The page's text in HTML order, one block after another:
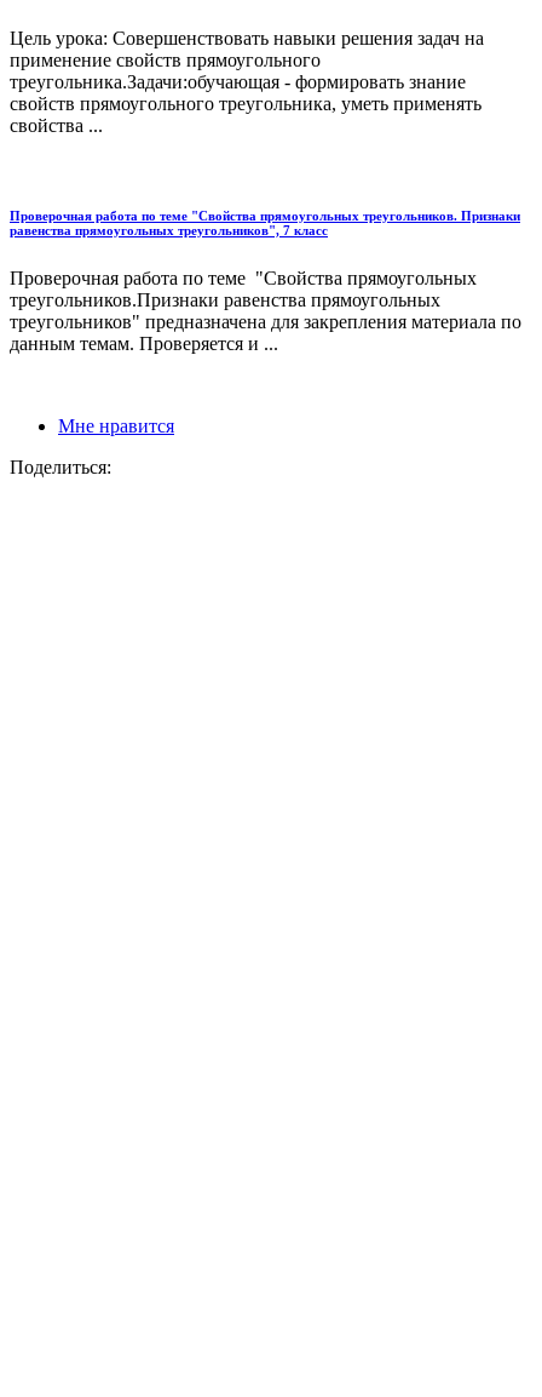
Цель урока: Совершенствовать навыки решения задач на
применение свойств прямоугольного
треугольника.Задачи:обучающая - формировать знание
свойств прямоугольного треугольника, уметь применять
свойства ...
Проверочная работа по теме "Свойства прямоугольных треугольников. Признаки
равенства прямоугольных треугольников", 7 класс
Проверочная работа по теме "Свойства прямоугольных
треугольников.Признаки равенства прямоугольных
треугольников" предназначена для закрепления материала по
данным темам. Проверяется и ...
Мне нравится
Поделиться: